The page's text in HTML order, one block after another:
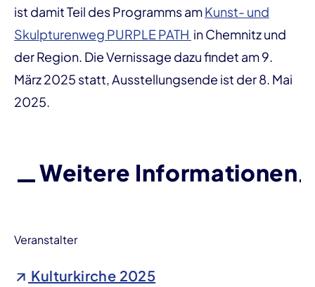
ist damit Teil des Programms amKunst- und
Skulpturenweg PURPLE PATH in Chemnitz und
der Region. Die Vernissage dazu findet am 9.
März 2025 statt, Ausstellungsende ist der 8. Mai
2025.
Weitere Informationen
Veranstalter
Kulturkirche 2025